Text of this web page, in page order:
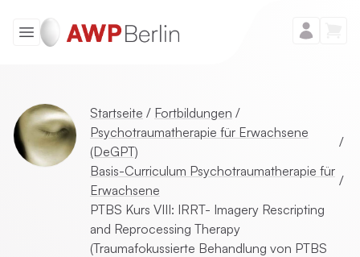
Startseite / Fortbildungen /
Psychotraumatherapie für Erwachsene
(DeGPT)
/
Basis-Curriculum Psychotraumatherapie für
Erwachsene
/
PTBS Kurs VIII: IRRT- Imagery Rescripting
and Reprocessing Therapy
(Traumafokussierte Behandlung von PTBS